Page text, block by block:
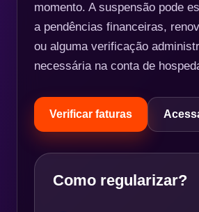
momento. A suspensão pode
a pendências financeiras,
ou alguma verificação
necessária na conta de
Verificar faturas
Como regularizar?